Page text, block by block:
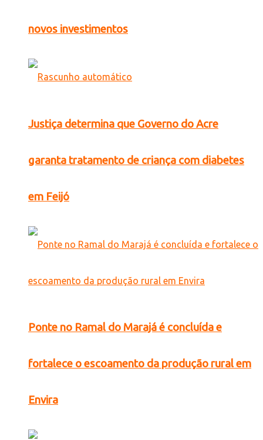
novos investimentos
Justiça determina que Governo do Acre
garanta tratamento de criança com diabetes
em Feijó
Ponte no Ramal do Marajá é concluída e
fortalece o escoamento da produção rural em
Envira